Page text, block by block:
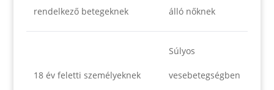
rendelkező betegeknek álló nőknek
18 év feletti személyeknek
Súlyos
vesebetegségben